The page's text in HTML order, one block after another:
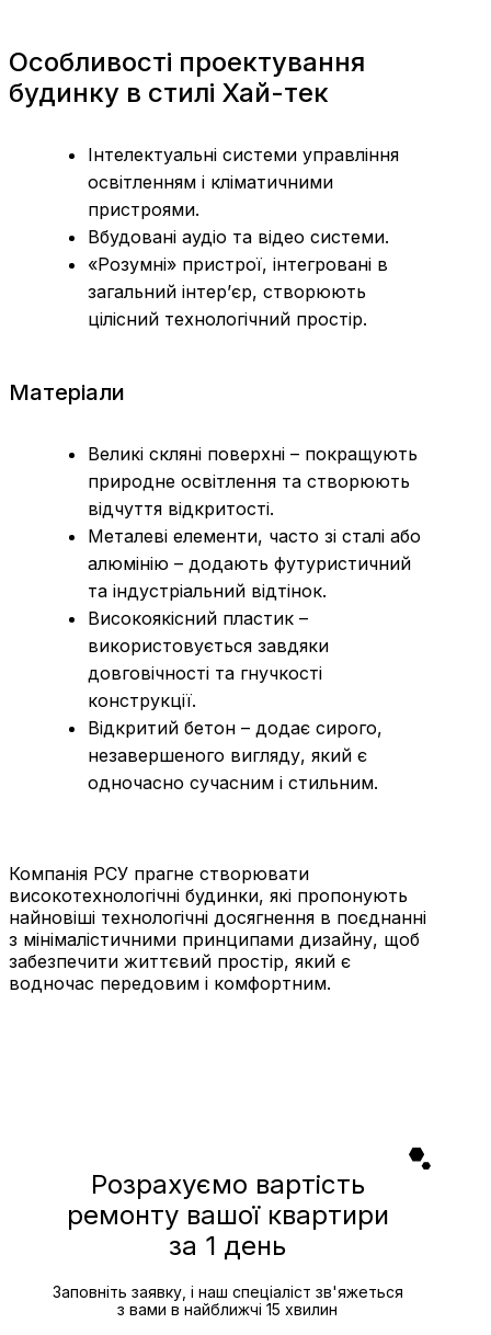
Особливості проектування
будинку в стилі Хай-тек
Інтелектуальні системи управління
освітленням і кліматичними
пристроями.
Вбудовані аудіо та відео системи.
«Розумні» пристрої, інтегровані в
загальний інтер’єр, створюють
цілісний технологічний простір.
Матеріали
Великі скляні поверхні – покращують
природне освітлення та створюють
відчуття відкритості.
Металеві елементи, часто зі сталі або
алюмінію – додають футуристичний
та індустріальний відтінок.
Високоякісний пластик –
використовується завдяки
довговічності та гнучкості
конструкції.
Відкритий бетон – додає сирого,
незавершеного вигляду, який є
одночасно сучасним і стильним.
Компанія РСУ прагне створювати
високотехнологічні будинки, які пропонують
найновіші технологічні досягнення в поєднанні
з мінімалістичними принципами дизайну, щоб
забезпечити життєвий простір, який є
водночас передовим і комфортним.
Розрахуємо вартість
ремонту вашої квартири
за 1 день
Заповніть заявку, і наш спеціаліст зв'яжеться
з вами в найближчі 15 хвилин